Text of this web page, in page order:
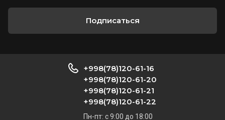
Подписаться
+998(78)120-61-16
+998(78)120-61-20
+998(78)120-61-21
+998(78)120-61-22
Пн-пт: с 9:00 до 18:00